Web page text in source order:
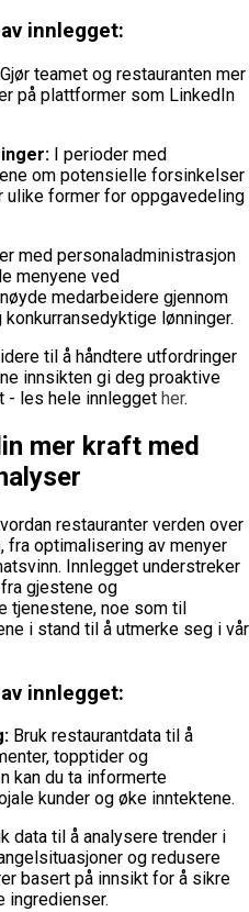
innlegget:
Gjør teamet og restauranten mer
på plattformer som LinkedIn
I perioder med
om potensielle forsinkelser
ulike former for oppgavedeling
med personaladministrasjon
menyene ved
medarbeidere gjennom
lønninger.
til å håndtere utfordringer
innsikten gi deg proaktive
- les hele innlegget her.
mer kraft med
restauranter verden over
fra optimalisering av menyer
Innlegget understreker
gjestene og
tjenestene, noe som til
i stand til å utmerke seg i vår
innlegget:
Bruk restaurantdata til å
topptider og
kan du ta informerte
kunder og øke inntektene.
data til å analysere trender i
og redusere
basert på innsikt for å sikre
ingredienser.